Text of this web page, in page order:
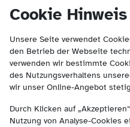
Cookie Hinweis
Unsere Seite verwendet
den Betrieb der Webseite
verwenden wir bestimmte
des Nutzungsverhaltens
wir unser Online-Angebot
Durch Klicken auf
Nutzung von Analyse-Cookies
(Kontakt und